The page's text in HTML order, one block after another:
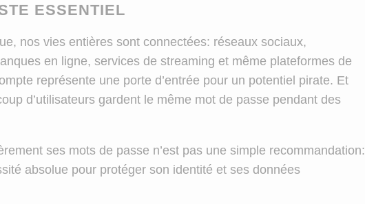
ESSENTIEL
nos vies entières sont connectées: réseaux sociaux,
en ligne, services de streaming et même plateformes de
représente une porte d’entrée pour un potentiel pirate. Et
d’utilisateurs gardent le même mot de passe pendant des
ses mots de passe n’est pas une simple recommandation:
absolue pour protéger son identité et ses données